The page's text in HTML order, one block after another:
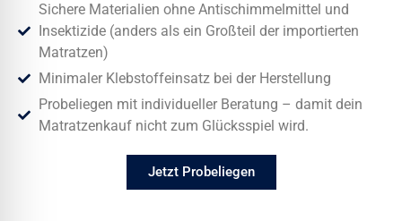
Sichere Materialien ohne Antischimmelmittel und
Insektizide (anders als ein Großteil der importierten
Matratzen)
Minimaler Klebstoffeinsatz bei der Herstellung
Probeliegen mit individueller Beratung – damit dein
Matratzenkauf nicht zum Glücksspiel wird.
Jetzt Probeliegen